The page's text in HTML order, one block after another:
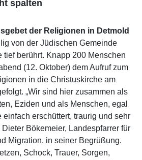
spalten
der Religionen in Detmold
von der Jüdischen Gemeinde
tief berührt. Knapp 200 Menschen
(12. Oktober) dem Aufruf zum
in die Christuskirche am
„Wir sind hier zusammen als
Eziden und als Menschen, egal
erschüttert, traurig und sehr
Bökemeier, Landespfarrer für
Migration, in seiner Begrüßung.
Schock, Trauer, Sorgen,